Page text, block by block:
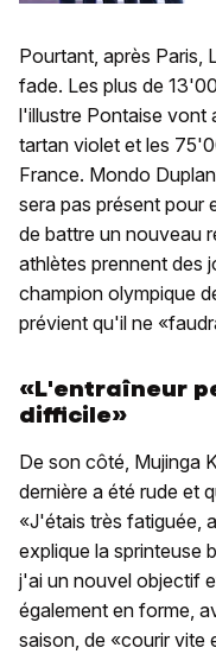
Pourtant, après Paris,
fade. Les plus de
l'illustre Pontaise vont
tartan violet et les
France. Mondo
sera pas présent pour
de battre un nouveau
athlètes prennent des
champion olympique
prévient qu'il ne
«L'entraîneur
difficile»
De son côté, Mujinga
dernière a été rude et
«J'étais très fatiguée,
explique la sprinteuse
j'ai un nouvel objectif
également en forme,
saison, de «courir vite